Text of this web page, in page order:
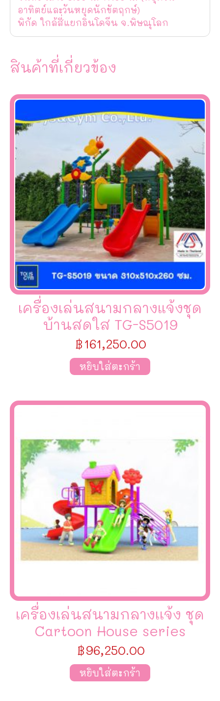
อาทิตย์และวันหยุดนักขัตฤกษ์)
พิกัด ใกล้สี่แยกอินโดจีน จ.พิษณุโลก
สินค้าที่เกี่ยวข้อง
เครื่องเล่นสนามกลางแจ้งชุด
บ้านสดใส TG-S5019
฿161,250.00
หยิบใส่ตะกร้า
เครื่องเล่นสนามกลางเเจ้ง ชุด
Cartoon House series
฿96,250.00
หยิบใส่ตะกร้า